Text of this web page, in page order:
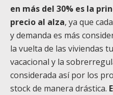
en más del 30% es la
precio al alza, ya que
y demanda es más
la vuelta de las viviendas
vacacional y la
considerada así por los
stock de manera drástica.